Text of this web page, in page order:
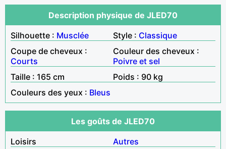
Description physique de JLED70
Silhouette : Musclée Style : Classique
Coupe de cheveux :
Courts
Couleur des cheveux :
Poivre et sel
Taille : 165 cm
Poids : 90 kg
Couleurs des yeux : Bleus
Les goûts de JLED70
Loisirs
Autres